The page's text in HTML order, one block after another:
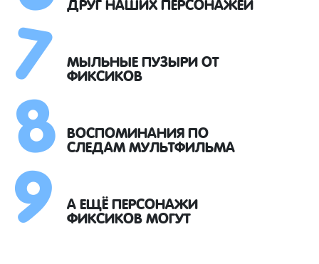
МЫЛЬНЫЕ ПУЗЫРИ ОТ
ФИКСИКОВ
ВОСПОМИНАНИЯ ПО
СЛЕДАМ МУЛЬТФИЛЬМА
А ЕЩЁ ПЕРСОНАЖИ
ФИКСИКОВ МОГУТ